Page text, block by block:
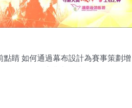
點睛 如何通過幕布設計為賽事策劃增